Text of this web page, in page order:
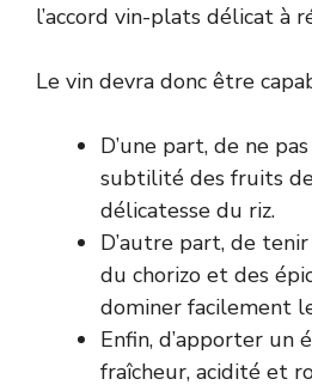
l’accord vin-plats délicat à
Le vin devra donc être
D’une part, de ne
subtilité des fruits
délicatesse du riz.
D’autre part, de
du chorizo et des
dominer facilement
Enfin, d’apporter un
fraîcheur, acidité et